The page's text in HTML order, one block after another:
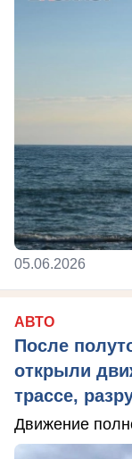
05.06.2026
АВТО
После
открыли
трассе,
Движение